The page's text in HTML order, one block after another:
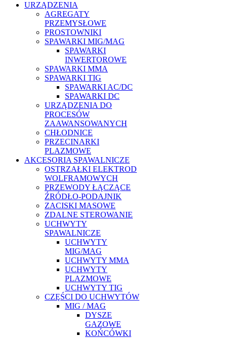
URZĄDZENIA
AGREGATY
PRZEMYSŁOWE
PROSTOWNIKI
SPAWARKI MIG/MAG
SPAWARKI
INWERTOROWE
SPAWARKI MMA
SPAWARKI TIG
SPAWARKI AC/DC
SPAWARKI DC
URZĄDZENIA DO
PROCESÓW
ZAAWANSOWANYCH
CHŁODNICE
PRZECINARKI
PLAZMOWE
AKCESORIA SPAWALNICZE
OSTRZAŁKI ELEKTROD
WOLFRAMOWYCH
PRZEWODY ŁĄCZĄCE
ŹRÓDŁO-PODAJNIK
ZACISKI MASOWE
ZDALNE STEROWANIE
UCHWYTY
SPAWALNICZE
UCHWYTY
MIG/MAG
UCHWYTY MMA
UCHWYTY
PLAZMOWE
UCHWYTY TIG
CZĘŚCI DO UCHWYTÓW
MIG / MAG
DYSZE
GAZOWE
KOŃCÓWKI